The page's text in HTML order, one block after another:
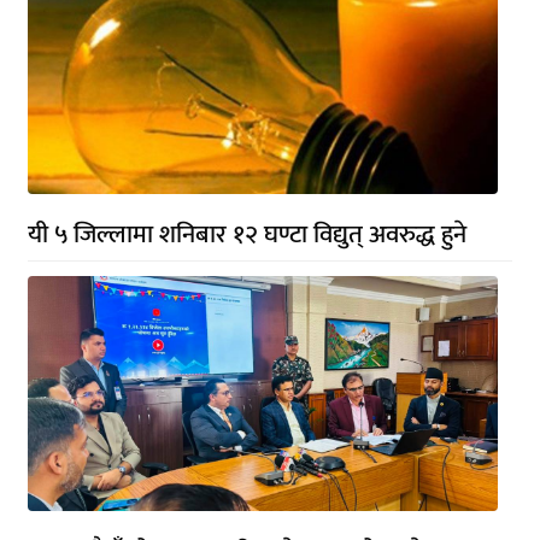
यी ५ जिल्लामा शनिबार १२ घण्टा विद्युत् अवरुद्ध हुने